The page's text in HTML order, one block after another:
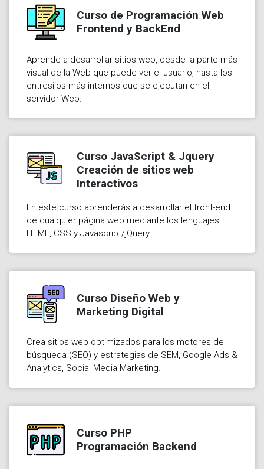
Curso de Programación Web
Frontend y BackEnd
Aprende a desarrollar sitios web, desde la parte más
visual de la Web que puede ver el usuario, hasta los
entresijos más internos que se ejecutan en el
servidor Web.
Curso JavaScript & Jquery
Creación de sitios web
Interactivos
En este curso aprenderás a desarrollar el front-end
de cualquier página web mediante los lenguajes
HTML, CSS y Javascript/jQuery
Curso Diseño Web y
Marketing Digital
Crea sitios web optimizados para los motores de
búsqueda (SEO) y estrategias de SEM, Google Ads &
Analytics, Social Media Marketing.
Curso PHP
Programación Backend